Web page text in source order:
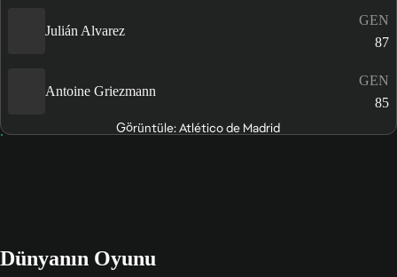
Julián Alvarez
GEN
87
Antoine Griezmann
GEN
85
Görüntüle: Atlético de Madrid
Dünyanın Oyunu